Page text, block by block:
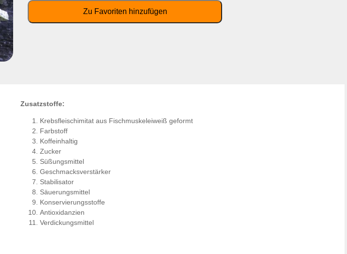
Zusatzstoffe:
Krebsfleischimitat aus Fischmuskeleiweiß geformt
Farbstoff
Koffeinhaltig
Zucker
Süßungsmittel
Geschmacksverstärker
Stabilisator
Säuerungsmittel
Konservierungsstoffe
Antioxidanzien
Verdickungsmittel